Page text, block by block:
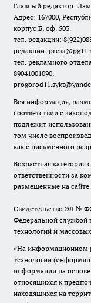
Главный редактор:
Адрес: 167000,
корпус Б, оф. 503.
тел. редакции:
редакции:
тел. рекламного
89041001090,
Вся информация,
соответствии с
подлежит
том числе
как с письменного
Возрастная категория
ответственности за
размещенные на сайте
Свидетельство ЭЛ №
Федеральной службой
технологий и
«На информационном
технологии
информации на основе
относящихся к
находящихся на